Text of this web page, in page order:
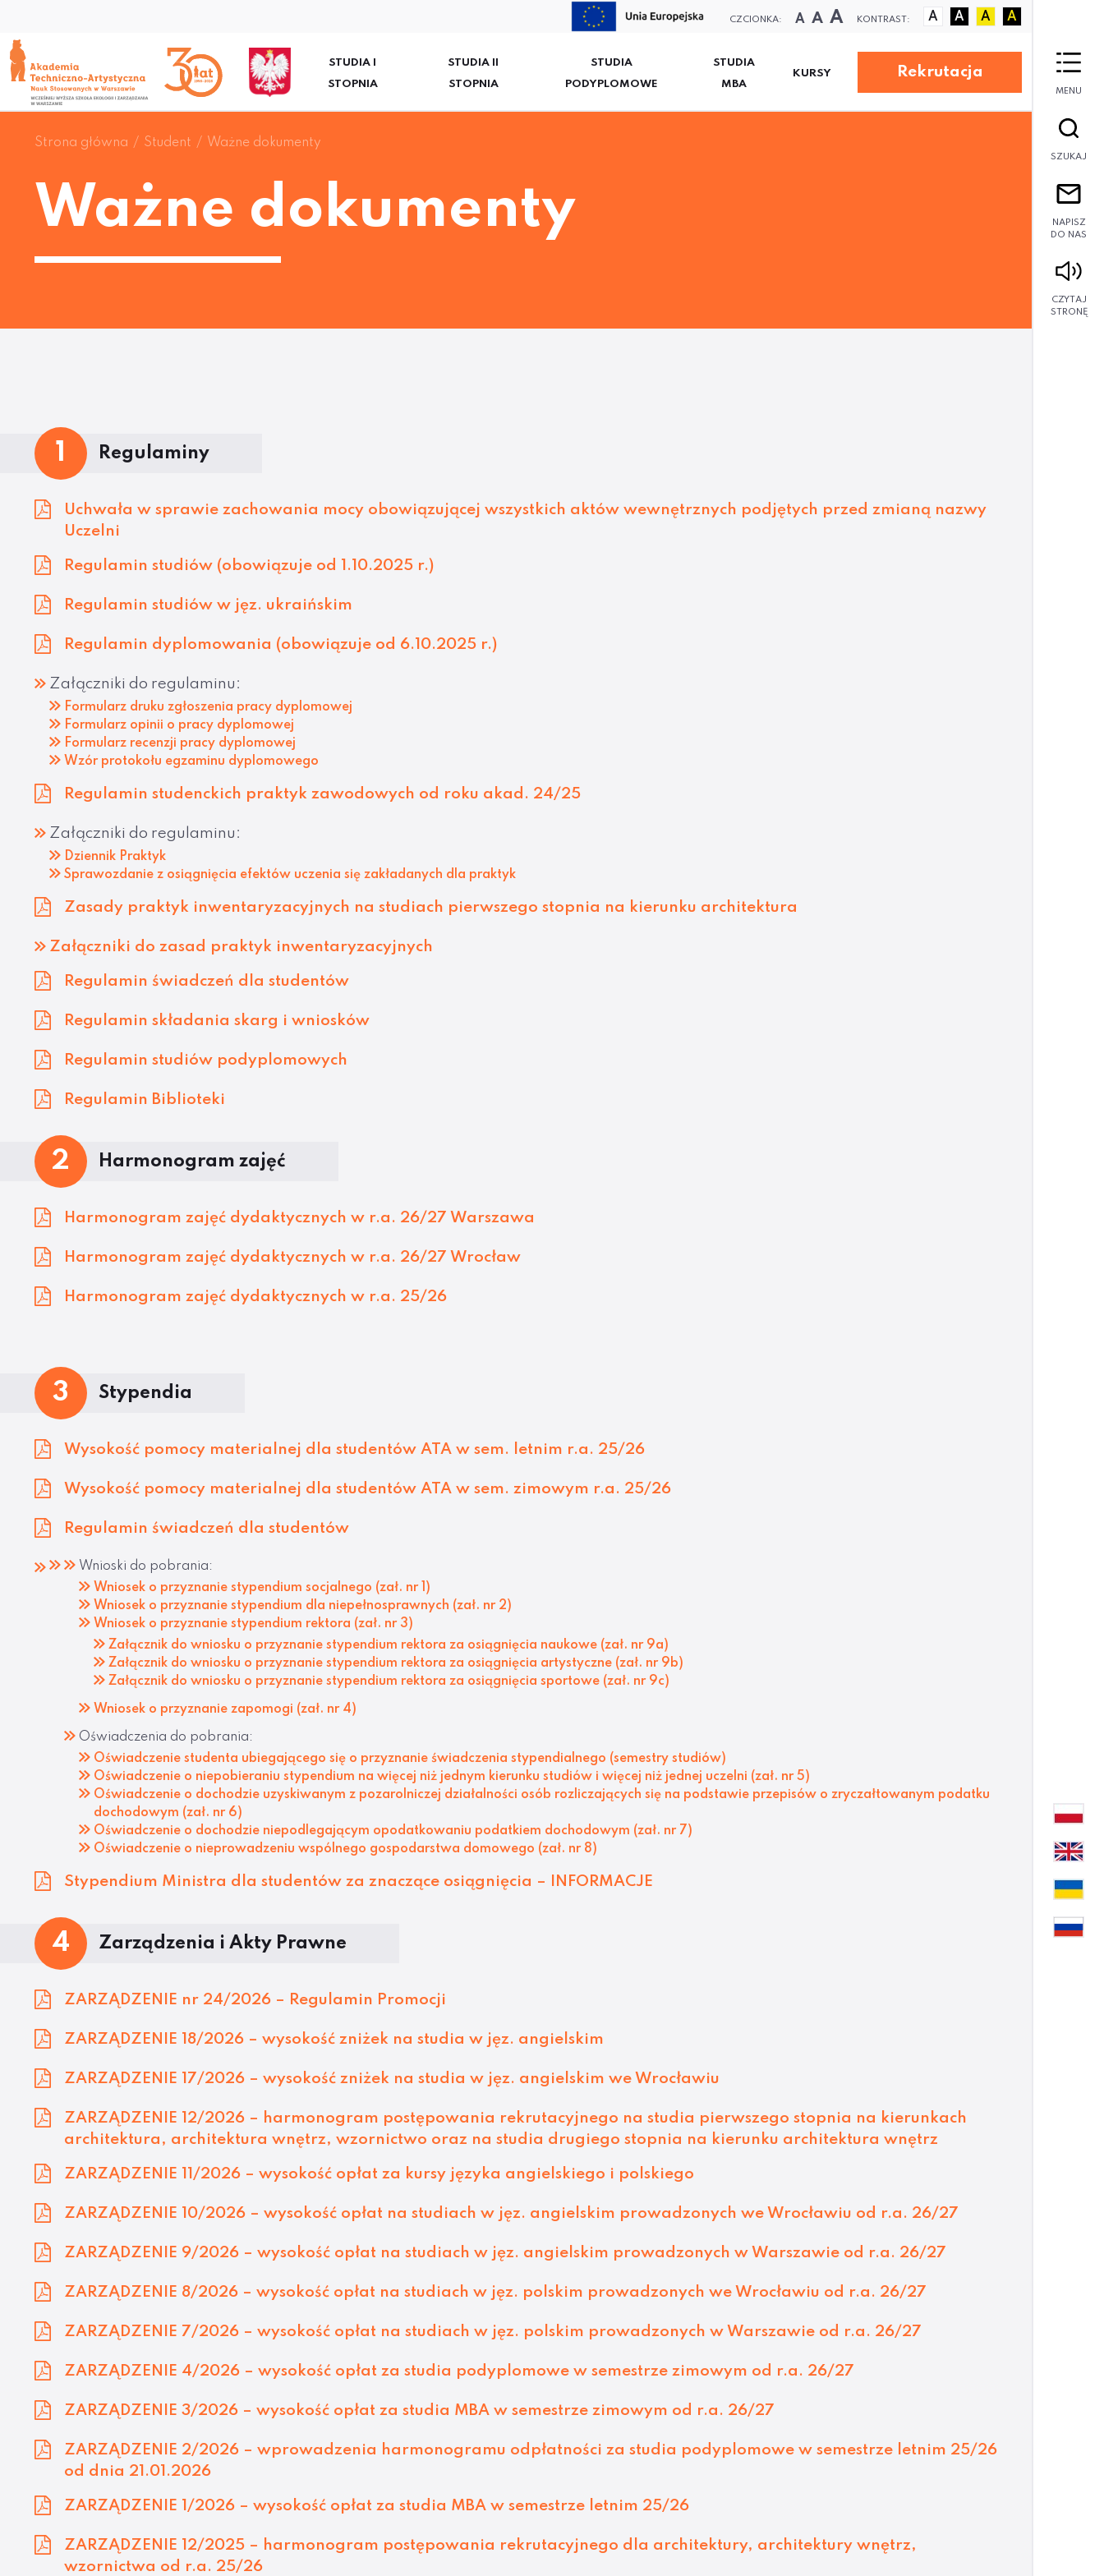
CZCIONKA: A A A KONTRAST: A A A A
STUDIA I
STOPNIA
STUDIA II
STOPNIA
STUDIA
PODYPLOMOWE
STUDIA
MBA
KURSY Rekrutacja
MENU
SZUKAJ
NAPISZ
DO NAS
CZYTAJ
STRONĘ
Strona główna Student Ważne dokumenty
Ważne dokumenty
1 Regulaminy
Uchwała w sprawie zachowania mocy obowiązującej wszystkich aktów wewnętrznych podjętych przed zmianą nazwy
Uczelni
Regulamin studiów (obowiązuje od 1.10.2025 r.)
Regulamin studiów w jęz. ukraińskim
Regulamin dyplomowania (obowiązuje od 6.10.2025 r.)
Załączniki do regulaminu:
Formularz druku zgłoszenia pracy dyplomowej
Formularz opinii o pracy dyplomowej
Formularz recenzji pracy dyplomowej
Wzór protokołu egzaminu dyplomowego
Regulamin studenckich praktyk zawodowych od roku akad. 24/25
Załączniki do regulaminu:
Dziennik Praktyk
Sprawozdanie z osiągnięcia efektów uczenia się zakładanych dla praktyk
Zasady praktyk inwentaryzacyjnych na studiach pierwszego stopnia na kierunku architektura
Załączniki do zasad praktyk inwentaryzacyjnych
Regulamin świadczeń dla studentów
Regulamin składania skarg i wniosków
Regulamin studiów podyplomowych
Regulamin Biblioteki
2 Harmonogram zajęć
Harmonogram zajęć dydaktycznych w r.a. 26/27 Warszawa
Harmonogram zajęć dydaktycznych w r.a. 26/27 Wrocław
Harmonogram zajęć dydaktycznych w r.a. 25/26
3 Stypendia
Wysokość pomocy materialnej dla studentów ATA w sem. letnim r.a. 25/26
Wysokość pomocy materialnej dla studentów ATA w sem. zimowym r.a. 25/26
Regulamin świadczeń dla studentów
Wnioski do pobrania:
Wniosek o przyznanie stypendium socjalnego (zał. nr 1)
Wniosek o przyznanie stypendium dla niepełnosprawnych (zał. nr 2)
Wniosek o przyznanie stypendium rektora (zał. nr 3)
Załącznik do wniosku o przyznanie stypendium rektora za osiągnięcia naukowe (zał. nr 9a)
Załącznik do wniosku o przyznanie stypendium rektora za osiągnięcia artystyczne (zał. nr 9b)
Załącznik do wniosku o przyznanie stypendium rektora za osiągnięcia sportowe (zał. nr 9c)
Wniosek o przyznanie zapomogi (zał. nr 4)
Oświadczenia do pobrania:
Oświadczenie studenta ubiegającego się o przyznanie świadczenia stypendialnego (semestry studiów)
Oświadczenie o niepobieraniu stypendium na więcej niż jednym kierunku studiów i więcej niż jednej uczelni (zał. nr 5)
Oświadczenie o dochodzie uzyskiwanym z pozarolniczej działalności osób rozliczających się na podstawie przepisów o zryczałtowanym podatku
dochodowym (zał. nr 6)
Oświadczenie o dochodzie niepodlegającym opodatkowaniu podatkiem dochodowym (zał. nr 7)
Oświadczenie o nieprowadzeniu wspólnego gospodarstwa domowego (zał. nr 8)
Stypendium Ministra dla studentów za znaczące osiągnięcia – INFORMACJE
4 Zarządzenia i Akty Prawne
ZARZĄDZENIE nr 24/2026 – Regulamin Promocji
ZARZĄDZENIE 18/2026 – wysokość zniżek na studia w jęz. angielskim
ZARZĄDZENIE 17/2026 – wysokość zniżek na studia w jęz. angielskim we Wrocławiu
ZARZĄDZENIE 12/2026 – harmonogram postępowania rekrutacyjnego na studia pierwszego stopnia na kierunkach
architektura, architektura wnętrz, wzornictwo oraz na studia drugiego stopnia na kierunku architektura wnętrz
ZARZĄDZENIE 11/2026 – wysokość opłat za kursy języka angielskiego i polskiego
ZARZĄDZENIE 10/2026 – wysokość opłat na studiach w jęz. angielskim prowadzonych we Wrocławiu od r.a. 26/27
ZARZĄDZENIE 9/2026 – wysokość opłat na studiach w jęz. angielskim prowadzonych w Warszawie od r.a. 26/27
ZARZĄDZENIE 8/2026 – wysokość opłat na studiach w jęz. polskim prowadzonych we Wrocławiu od r.a. 26/27
ZARZĄDZENIE 7/2026 – wysokość opłat na studiach w jęz. polskim prowadzonych w Warszawie od r.a. 26/27
ZARZĄDZENIE 4/2026 – wysokość opłat za studia podyplomowe w semestrze zimowym od r.a. 26/27
ZARZĄDZENIE 3/2026 – wysokość opłat za studia MBA w semestrze zimowym od r.a. 26/27
ZARZĄDZENIE 2/2026 – wprowadzenia harmonogramu odpłatności za studia podyplomowe w semestrze letnim 25/26
od dnia 21.01.2026
ZARZĄDZENIE 1/2026 – wysokość opłat za studia MBA w semestrze letnim 25/26
ZARZĄDZENIE 12/2025 – harmonogram postępowania rekrutacyjnego dla architektury, architektury wnętrz,
wzornictwa od r.a. 25/26